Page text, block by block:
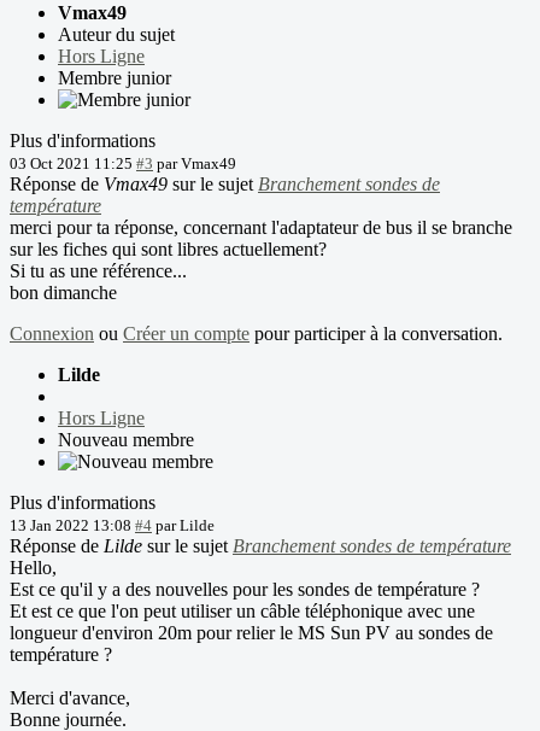
Vmax49
Auteur du sujet
Hors Ligne
Membre junior
Plus d'informations
03 Oct 2021 11:25 #3 parVmax49
Réponse de Vmax49 sur le sujet Branchement sondes de
température
merci pour ta réponse, concernant l'adaptateur de bus il se branche
sur les fiches qui sont libres actuellement?
Si tu as une référence...
bon dimanche
Connexion ou Créer un compte pour participer à la conversation.
Lilde
Hors Ligne
Nouveau membre
Plus d'informations
13 Jan 2022 13:08 #4 parLilde
Réponse de Lilde sur le sujet Branchement sondes de température
Hello,
Est ce qu'il y a des nouvelles pour les sondes de température ?
Et est ce que l'on peut utiliser un câble téléphonique avec une
longueur d'environ 20m pour relier le MS Sun PV au sondes de
température ?
Merci d'avance,
Bonne journée.